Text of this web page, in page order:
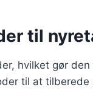
til
hvilket gør
til at tilberede